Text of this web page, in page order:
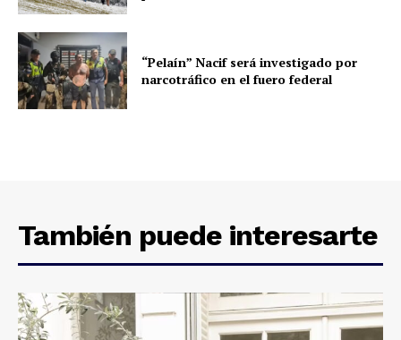
“Pelaín” Nacif será investigado por
narcotráfico en el fuero federal
También puede interesarte